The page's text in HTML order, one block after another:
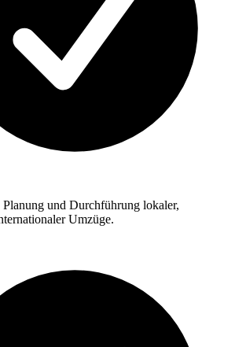
Planung und Durchführung lokaler,
Umzüge.